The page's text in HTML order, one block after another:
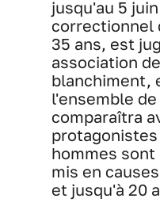
jusqu'au 5
correctionnel
35 ans, est
association
blanchiment,
l'ensemble
comparaîtra
hommes sont
mis en
et jusqu'à 20